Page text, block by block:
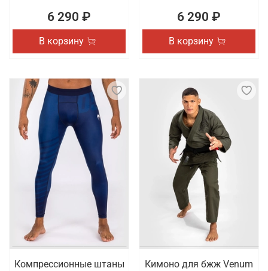
6 290 ₽
В корзину
6 290 ₽
В корзину
Компрессионные штаны
Кимоно для бжж Venum